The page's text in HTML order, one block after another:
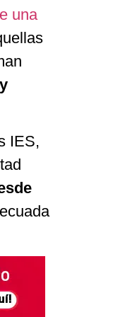
una
IES,